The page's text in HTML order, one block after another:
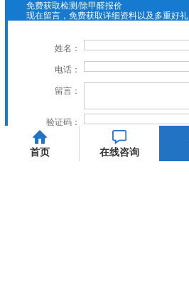
免费获取检测/除甲醛报价
现在留言，免费获取详细资料以及多重好礼
姓名：
电话：
留言：
验证码：
立即提交
首页 在线咨询